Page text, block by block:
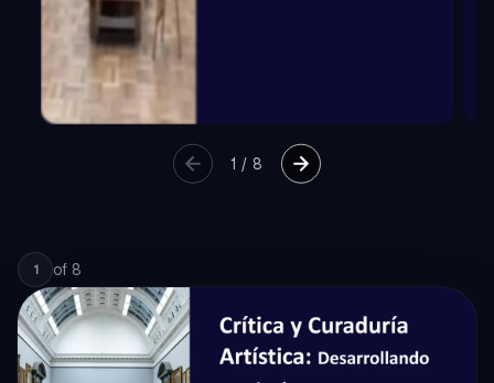
1 / 8
1 of 8